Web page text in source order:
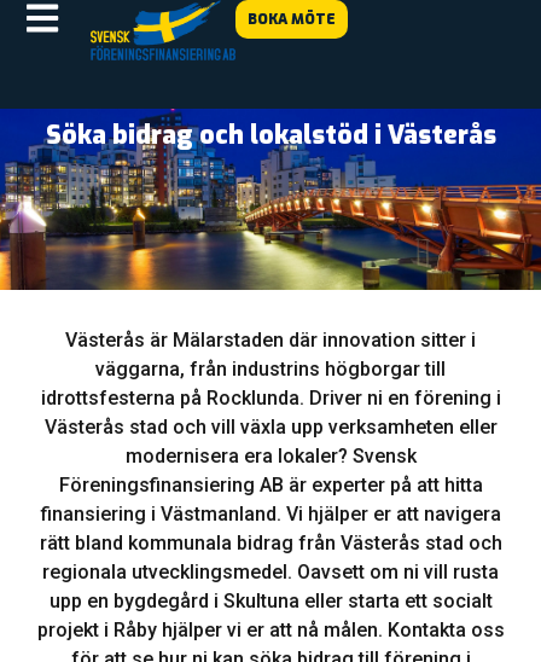
BOKA MÖTE
Söka bidrag och lokalstöd i Västerås
Västerås är Mälarstaden där innovation sitter i
väggarna, från industrins högborgar till
idrottsfesterna på Rocklunda. Driver ni en förening i
Västerås stad och vill växla upp verksamheten eller
modernisera era lokaler? Svensk
Föreningsfinansiering AB är experter på att hitta
finansiering i Västmanland. Vi hjälper er att navigera
rätt bland kommunala bidrag från Västerås stad och
regionala utvecklingsmedel. Oavsett om ni vill rusta
upp en bygdegård i Skultuna eller starta ett socialt
projekt i Råby hjälper vi er att nå målen. Kontakta oss